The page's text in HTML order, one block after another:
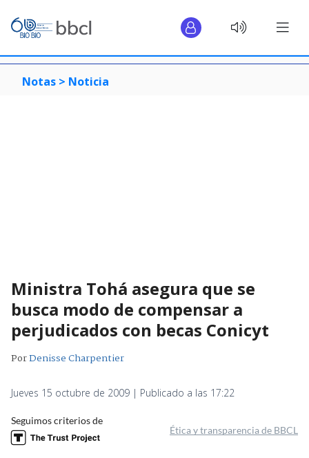
Notas > Noticia
Ministra Tohá asegura que se
busca modo de compensar a
perjudicados con becas Conicyt
PorDenisse Charpentier
Jueves 15 octubre de 2009 | Publicado a las 17:22
Seguimos criterios de
Ética y transparencia de BBCL